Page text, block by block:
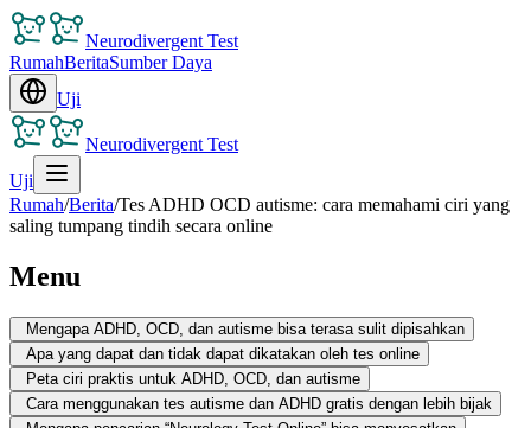
Neurodivergent Test
RumahBeritaSumber Daya
Uji
Neurodivergent Test
Uji
Rumah/Berita/Tes ADHD OCD autisme: cara memahami ciri yang
saling tumpang tindih secara online
Menu
Mengapa ADHD, OCD, dan autisme bisa terasa sulit dipisahkan
Apa yang dapat dan tidak dapat dikatakan oleh tes online
Peta ciri praktis untuk ADHD, OCD, dan autisme
Cara menggunakan tes autisme dan ADHD gratis dengan lebih bijak